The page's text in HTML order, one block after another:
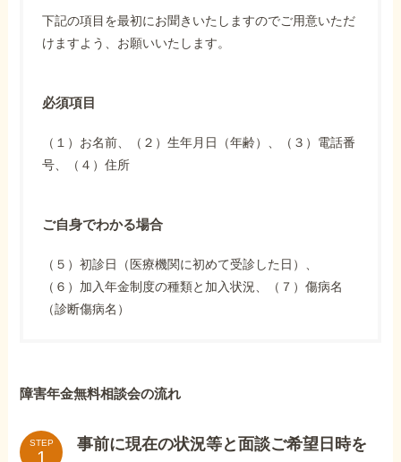
下記の項目を最初にお聞きいたしますのでご用意いただ
けますよう、お願いいたします。
必須項目
（１）お名前、（２）生年月日（年齢）、（３）電話番
号、（４）住所
ご自身でわかる場合
（５）初診日（医療機関に初めて受診した日）、
（６）加入年金制度の種類と加入状況、（７）傷病名
（診断傷病名）
障害年金無料相談会の流れ
STEP
事前に現在の状況等と面談ご希望日時を